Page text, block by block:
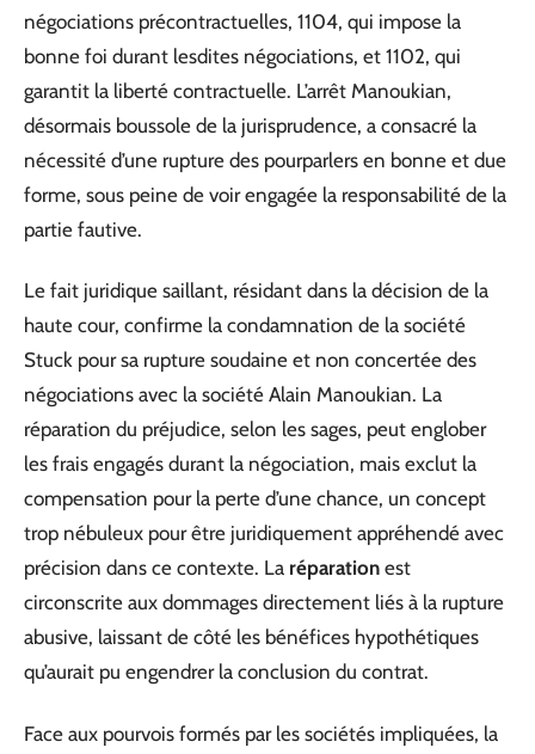
négociations précontractuelles, 1104, qui impose la
bonne foi durant lesdites négociations, et 1102, qui
garantit la liberté contractuelle. L’arrêt Manoukian,
désormais boussole de la jurisprudence, a consacré la
nécessité d’une rupture des pourparlers en bonne et due
forme, sous peine de voir engagée la responsabilité de la
partie fautive.
Le fait juridique saillant, résidant dans la décision de la
haute cour, confirme la condamnation de la société
Stuck pour sa rupture soudaine et non concertée des
négociations avec la société Alain Manoukian. La
réparation du préjudice, selon les sages, peut englober
les frais engagés durant la négociation, mais exclut la
compensation pour la perte d’une chance, un concept
trop nébuleux pour être juridiquement appréhendé avec
précision dans ce contexte. La réparation est
circonscrite aux dommages directement liés à la rupture
abusive, laissant de côté les bénéfices hypothétiques
qu’aurait pu engendrer la conclusion du contrat.
Face aux pourvois formés par les sociétés impliquées, la